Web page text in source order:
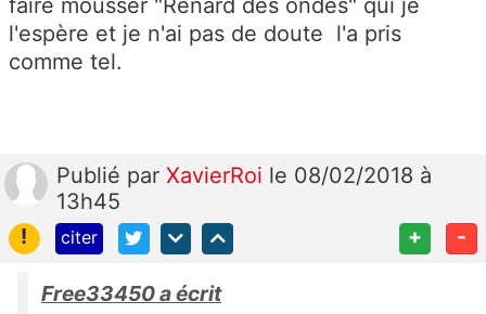
faire mousser "Renard des ondes" qui je
l'espère et je n'ai pas de doute l'a pris
comme tel.
Publié par XavierRoi le 08/02/2018 à
13h45
!
citer + -
Free33450 a écrit